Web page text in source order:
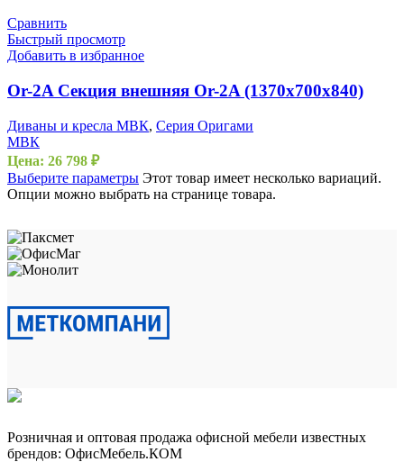
Сравнить
Быстрый просмотр
Добавить в избранное
Or-2A Секция внешняя Or-2A (1370х700х840)
Диваны и кресла МВК, Серия Оригами
МВК
Цена: 26 798 ₽
Выберите параметры Этот товар имеет несколько вариаций.
Опции можно выбрать на странице товара.
Розничная и оптовая продажа офисной мебели известных
брендов: ОфисМебель.КОМ